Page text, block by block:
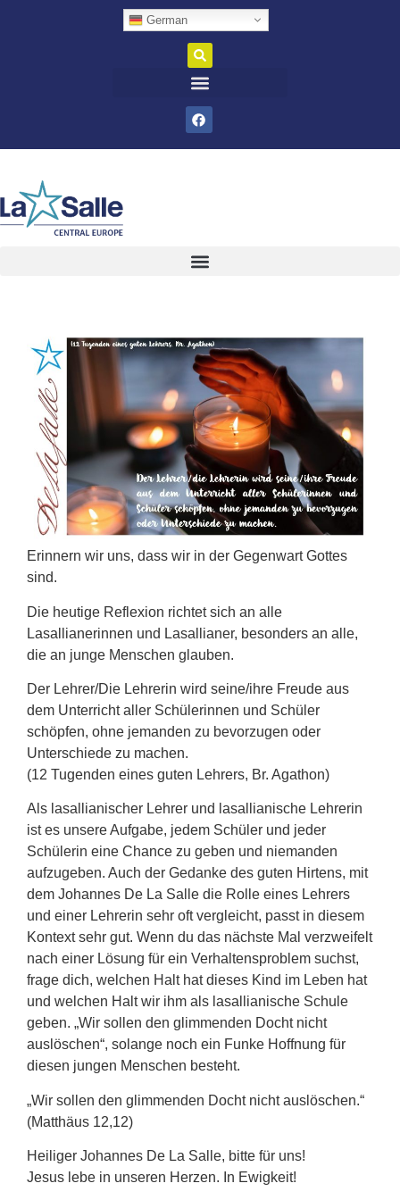
German
Erinnern wir uns, dass wir in der Gegenwart Gottes
sind.
Die heutige Reflexion richtet sich an alle
Lasallianerinnen und Lasallianer, besonders an alle,
die an junge Menschen glauben.
Der Lehrer/Die Lehrerin wird seine/ihre Freude aus
dem Unterricht aller Schülerinnen und Schüler
schöpfen, ohne jemanden zu bevorzugen oder
Unterschiede zu machen.
(12 Tugenden eines guten Lehrers, Br. Agathon)
Als lasallianischer Lehrer und lasallianische Lehrerin
ist es unsere Aufgabe, jedem Schüler und jeder
Schülerin eine Chance zu geben und niemanden
aufzugeben. Auch der Gedanke des guten Hirtens, mit
dem Johannes De La Salle die Rolle eines Lehrers
und einer Lehrerin sehr oft vergleicht, passt in diesem
Kontext sehr gut. Wenn du das nächste Mal verzweifelt
nach einer Lösung für ein Verhaltensproblem suchst,
frage dich, welchen Halt hat dieses Kind im Leben hat
und welchen Halt wir ihm als lasallianische Schule
geben. „Wir sollen den glimmenden Docht nicht
auslöschen“, solange noch ein Funke Hoffnung für
diesen jungen Menschen besteht.
„Wir sollen den glimmenden Docht nicht auslöschen.“
(Matthäus 12,12)
Heiliger Johannes De La Salle, bitte für uns!
Jesus lebe in unseren Herzen. In Ewigkeit!